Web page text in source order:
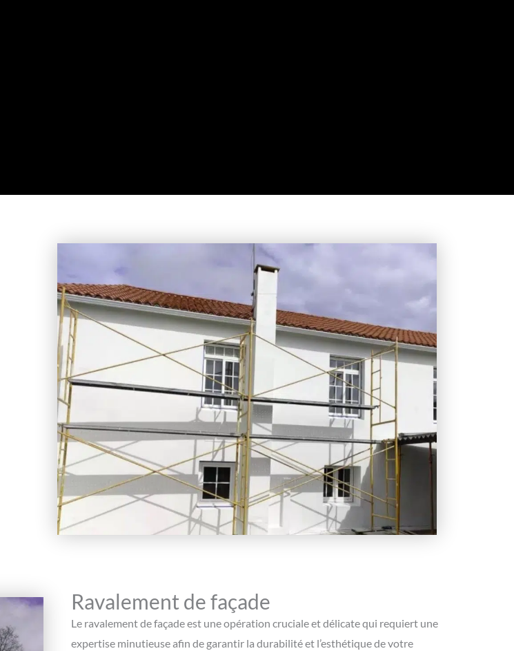
Ravalement de façade
Le ravalement de façade est une opération cruciale et délicate qui requiert une
expertise minutieuse afin de garantir la durabilité et l’esthétique de votre